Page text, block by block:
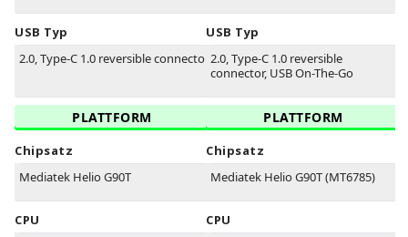
USB Typ
2.0, Type-C 1.0 reversible connector
PLATTFORM
Chipsatz
Mediatek Helio G90T
CPU
USB Typ
2.0, Type-C 1.0 reversible
connector, USB On-The-Go
PLATTFORM
Chipsatz
Mediatek Helio G90T (MT6785)
CPU